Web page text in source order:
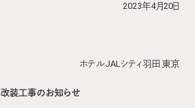
2023年4月20日
ホテルJALシティ羽田 東京
改装工事のお知らせ